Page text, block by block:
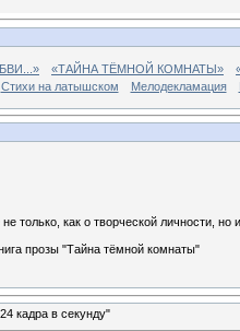
«ТАЙНА ТЁМНОЙ КОМНАТЫ»
Стихи на латышском Мелодекламация
только, как о творческой личности,
прозы "Тайна тёмной комнаты"
кадра в секунду"